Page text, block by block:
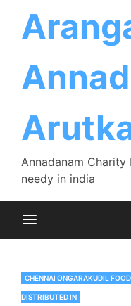
Annadanam
needy in india
CHENNAI ONGARAKUDIL
DISTRIBUTED IN